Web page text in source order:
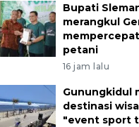
Bupati
merangkul
petani
16 jam lalu
Gunungkidul
destinasi
"event sport